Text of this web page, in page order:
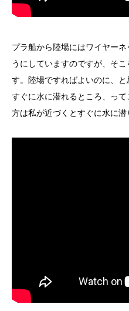
プラ船から陸場にはワイヤー
うにしていますのですが、そ
す。陸場ですればよいのに、
すぐに水に潜れるところ、っ
方は私が近づくとすぐに水に潜